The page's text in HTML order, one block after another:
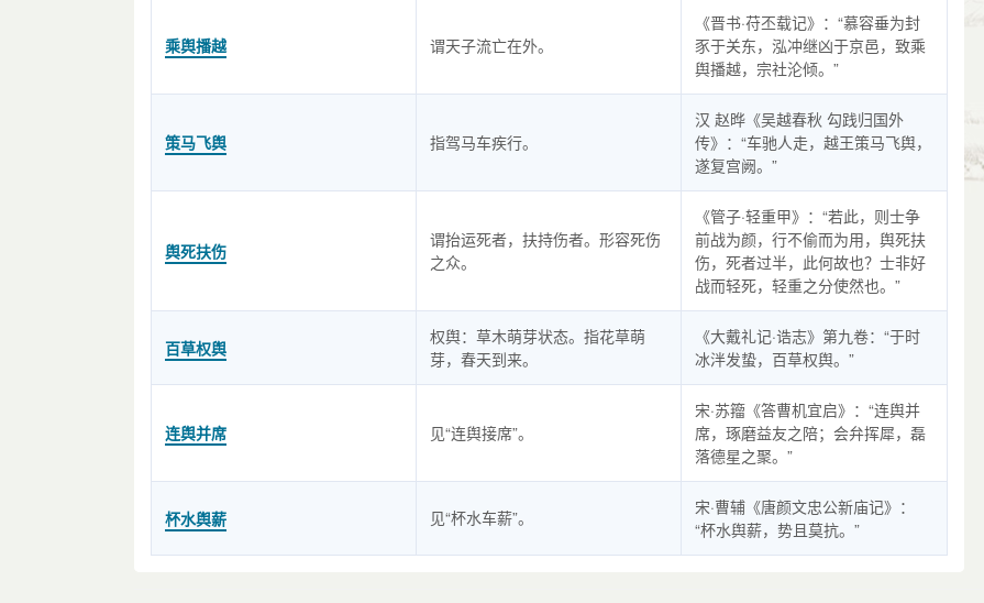
乘舆播越 谓天子流亡在外。
《晋书·苻丕载记》：“慕容垂为封
豕于关东，泓冲继凶于京邑，致乘
舆播越，宗社沦倾。”
策马飞舆 指驾马车疾行。
汉 赵晔《吴越春秋 勾践归国外
传》：“车驰人走，越王策马飞舆，
遂复宫阙。”
舆死扶伤
谓抬运死者，扶持伤者。形容死伤
之众。
《管子·轻重甲》：“若此，则士争
前战为颜，行不偷而为用，舆死扶
伤，死者过半，此何故也？士非好
战而轻死，轻重之分使然也。”
百草权舆
权舆：草木萌芽状态。指花草萌
芽，春天到来。
《大戴礼记·诰志》第九卷：“于时
冰泮发蛰，百草权舆。”
连舆并席 见“连舆接席”。
宋·苏籀《答曹机宜启》：“连舆并
席，琢磨益友之陪；会弁挥犀，磊
落德星之聚。”
杯水舆薪 见“杯水车薪”。
宋·曹辅《唐颜文忠公新庙记》：
“杯水舆薪，势且莫抗。”